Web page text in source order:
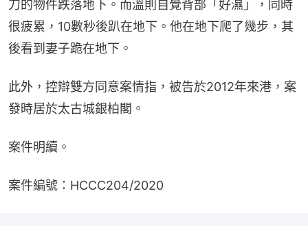
刀的物件跌落地下。而溫則自覺背部「好濕」，同時
很疲累，10數秒後趴在地下。他在地下爬了幾步，其
後看到妻子跪在地下。
此外，控辯雙方同意案情指，被告於2012年來港，案
發時居於太古城銀柏閣。
案件明續。
案件編號：HCCC204/2020